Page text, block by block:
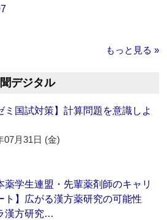
もっと見る »
デジタル
ミ国試対策】計算問題を意識しよ
07月31日 (金)
薬学生連盟・先輩薬剤師のキャリ
ト】広がる漢方薬研究の可能性
漢方研究…